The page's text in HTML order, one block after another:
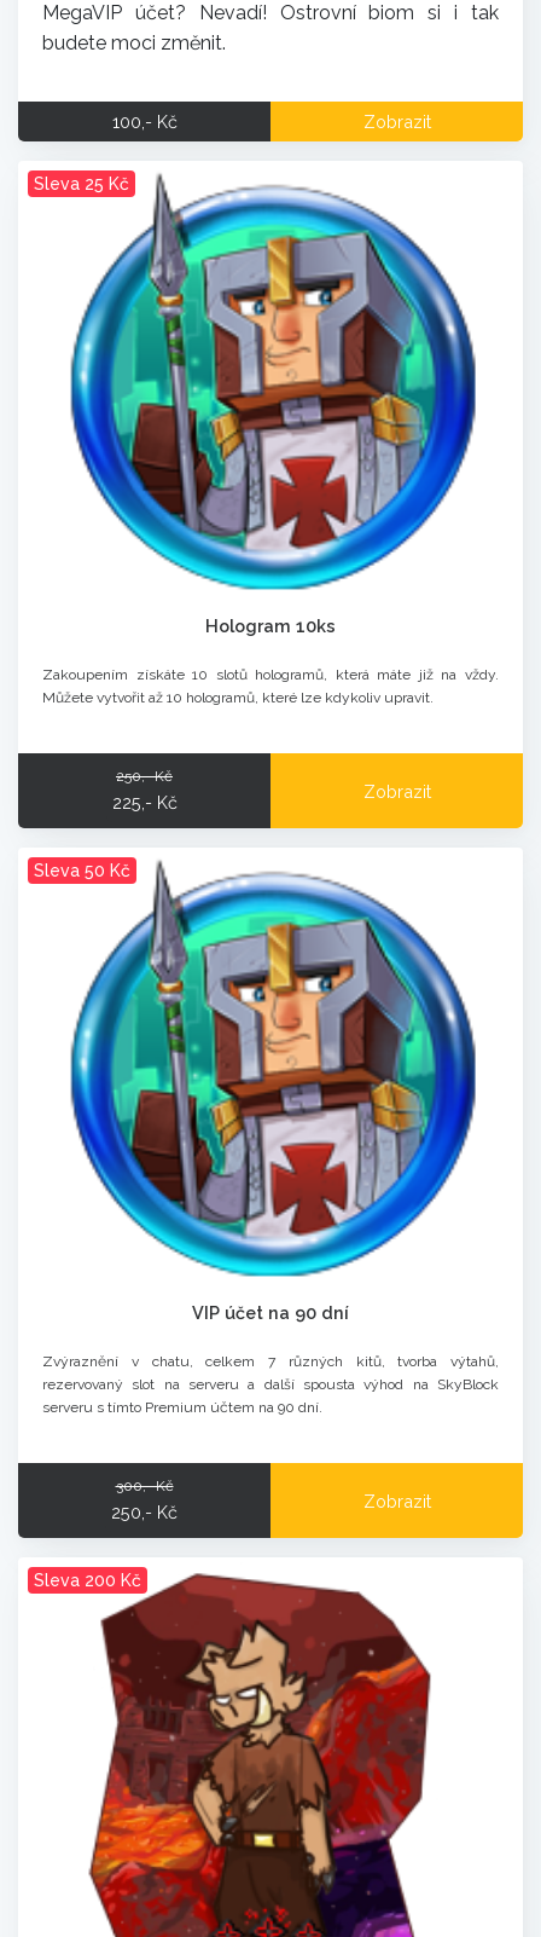
MegaVIP účet? Nevadí! Ostrovní biom si i tak
budete moci změnit.
100,- Kč Zobrazit
Sleva 25 Kč
Hologram 10ks
Zakoupením získáte 10 slotů hologramů, která máte již na vždy.
Můžete vytvořit až 10 hologramů, které lze kdykoliv upravit.
250,- Kč
225,- Kč
Zobrazit
Sleva 50 Kč
VIP účet na 90 dní
Zvýraznění v chatu, celkem 7 různých kitů, tvorba výtahů,
rezervovaný slot na serveru a další spousta výhod na SkyBlock
serveru s tímto Premium účtem na 90 dní.
300,- Kč
250,- Kč
Zobrazit
Sleva 200 Kč